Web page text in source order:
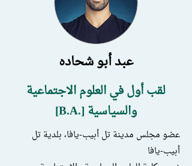
عبد أبو شحاده
لقب أول في العلوم الاجتماعية
والسياسية [.B.A]
عضو مجلس مدينة تل أبيب-يافا، بلدية تل
أبيب-يافا